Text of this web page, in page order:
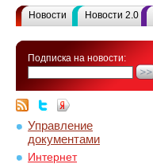
Новости Новости 2.0
Подписка на новости:
Управление
документами
Интернет